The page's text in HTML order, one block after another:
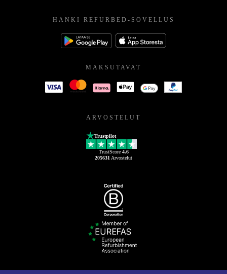
HANKI REFURBED-SOVELLUS
MAKSUTAVAT
ARVOSTELUT
Trustpilot
TrustScore 4.6
205631 Arvostelut